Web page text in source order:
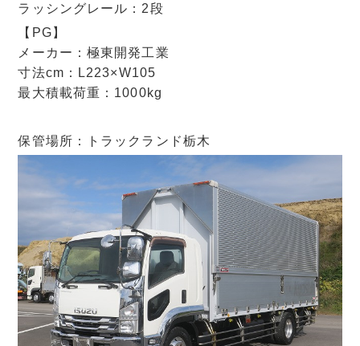
ラッシングレール：2段
【PG】
メーカー：極東開発工業
寸法cm：L223×W105
最大積載荷重：1000kg
保管場所：トラックランド栃木